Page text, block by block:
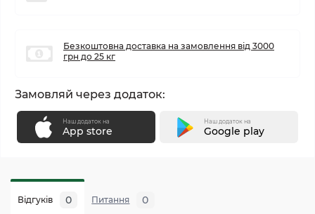
Безкоштовна доставка на замовлення від 3000
грн до 25 кг
Замовляй через додаток:
Наш додаток на
App store
Наш додаток на
Google play
Відгуків 0 Питання 0